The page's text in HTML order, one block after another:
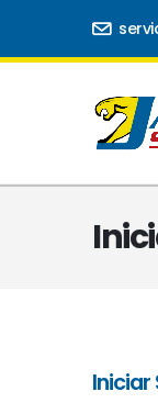
Iniciar